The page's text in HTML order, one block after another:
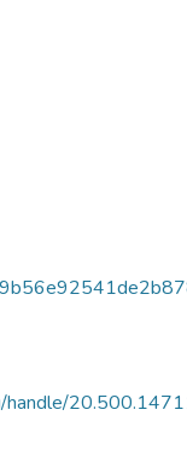
handle/